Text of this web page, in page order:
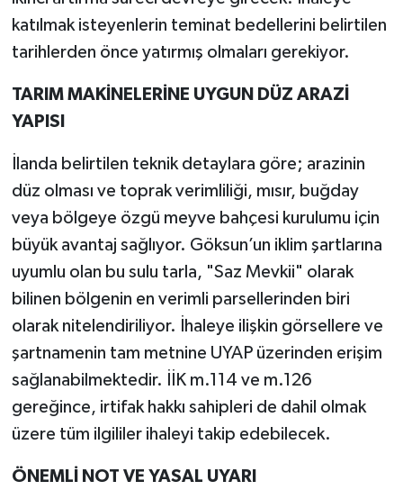
katılmak isteyenlerin teminat bedellerini belirtilen
tarihlerden önce yatırmış olmaları gerekiyor.
TARIM MAKİNELERİNE UYGUN DÜZ ARAZİ
YAPISI
İlanda belirtilen teknik detaylara göre; arazinin
düz olması ve toprak verimliliği, mısır, buğday
veya bölgeye özgü meyve bahçesi kurulumu için
büyük avantaj sağlıyor. Göksun’un iklim şartlarına
uyumlu olan bu sulu tarla, "Saz Mevkii" olarak
bilinen bölgenin en verimli parsellerinden biri
olarak nitelendiriliyor. İhaleye ilişkin görsellere ve
şartnamenin tam metnine UYAP üzerinden erişim
sağlanabilmektedir. İİK m.114 ve m.126
gereğince, irtifak hakkı sahipleri de dahil olmak
üzere tüm ilgililer ihaleyi takip edebilecek.
ÖNEMLİ NOT VE YASAL UYARI